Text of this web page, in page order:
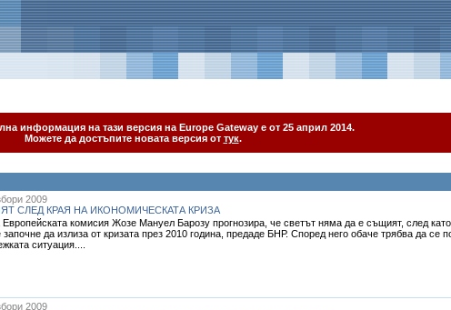
информация на тази версия на Europe Gateway е от 25 април 2014.
Можете да достъпите новата версия от тук.
2009
СЛЕД КРАЯ НА ИКОНОМИЧЕСКАТА КРИЗА
комисия Жозе Мануел Барозу прогнозира, че светът няма да е същият, след
да излиза от кризата през 2010 година, предаде БНР. Според него обаче трябва да се
ситуация....
2009